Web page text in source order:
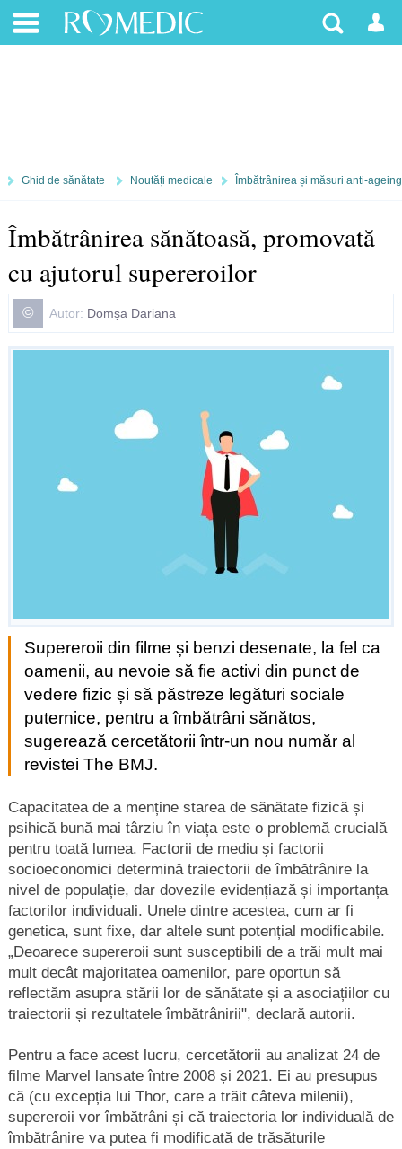
Ghid de sănătate Noutăți medicale Îmbătrânirea și măsuri anti-ageing
Îmbătrânirea sănătoasă, promovată
cu ajutorul supereroilor
© Autor: Domșa Dariana
Supereroii din filme și benzi desenate, la fel ca
oamenii, au nevoie să fie activi din punct de
vedere fizic și să păstreze legături sociale
puternice, pentru a îmbătrâni sănătos,
sugerează cercetătorii într-un nou număr al
revistei The BMJ.
Capacitatea de a menține starea de sănătate fizică și
psihică bună mai târziu în viața este o problemă crucială
pentru toată lumea. Factorii de mediu și factorii
socioeconomici determină traiectorii de îmbătrânire la
nivel de populație, dar dovezile evidențiază și importanța
factorilor individuali. Unele dintre acestea, cum ar fi
genetica, sunt fixe, dar altele sunt potențial modificabile.
„Deoarece supereroii sunt susceptibili de a trăi mult mai
mult decât majoritatea oamenilor, pare oportun să
reflectăm asupra stării lor de sănătate și a asociațiilor cu
traiectorii și rezultatele îmbătrânirii", declară autorii.
Pentru a face acest lucru, cercetătorii au analizat 24 de
filme Marvel lansate între 2008 și 2021. Ei au presupus
că (cu excepția lui Thor, care a trăit câteva milenii),
supereroii vor îmbătrâni și că traiectoria lor individuală de
îmbătrânire va putea fi modificată de trăsăturile